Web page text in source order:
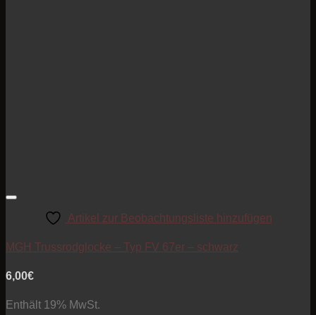
Artikel zur Beobachtungsliste hinzufügen
MGH Trussrodglocke – Typ FV 67er – schwarz
6,00€
Enthält 19% MwSt.